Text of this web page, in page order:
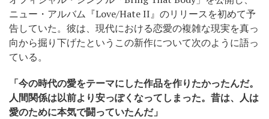
ニュー・アルバム『Love/Hate II』のリリースを初めて予
告していた。彼は、現代における恋愛の複雑な現実を真っ
向から掘り下げたというこの新作について次のように語っ
ている。
「今の時代の愛をテーマにした作品を作りたかったんだ。
人間関係は以前より安っぽくなってしまった。昔は、人は
愛のために本気で闘っていたんだ」